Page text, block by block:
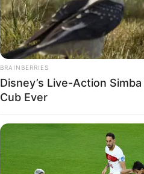
BRAINBERRIES
Disney’s Live-Action
Cub Ever